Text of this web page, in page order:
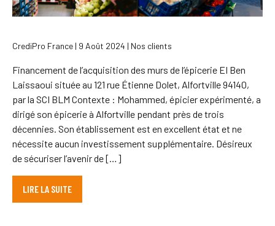
CrediPro France | 9 Août 2024 | Nos clients
Financement de l’acquisition des murs de l’épicerie EI Ben
Laissaoui située au 121 rue Étienne Dolet, Alfortville 94140,
par la SCI BLM Contexte : Mohammed, épicier expérimenté, a
dirigé son épicerie à Alfortville pendant près de trois
décennies. Son établissement est en excellent état et ne
nécessite aucun investissement supplémentaire. Désireux
de sécuriser l’avenir de […]
LIRE LA SUITE